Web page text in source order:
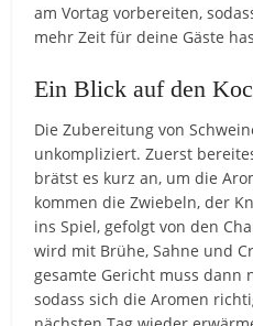
am Vortag vorbereiten,
mehr Zeit für deine Gäste
Ein Blick auf den
Die Zubereitung von
unkompliziert. Zuerst
brätst es kurz an, um die
kommen die Zwiebeln, der
ins Spiel, gefolgt von den
wird mit Brühe, Sahne und
gesamte Gericht muss dann
sodass sich die Aromen